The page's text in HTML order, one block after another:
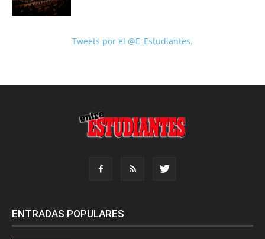
Tweets por el @E_Estudiantes.
ENTRADAS POPULARES